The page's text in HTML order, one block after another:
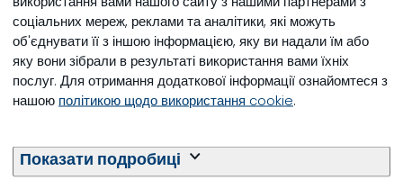
соціальних мереж, реклами та аналітики, які можуть
об'єднувати її з іншою інформацією, яку ви надали їм або
яку вони зібрали в результаті використання вами їхніх
послуг. Для отримання додаткової інформації ознайомтеся з
нашою політикою щодо використання cookie.
Показати подробиці